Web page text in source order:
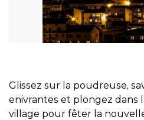
Glissez sur la poudreuse,
enivrantes et plongez dans
village pour fêter la